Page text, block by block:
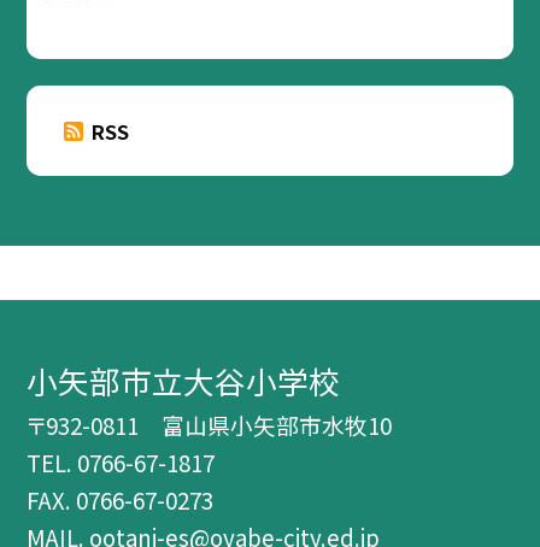
RSS
小矢部市立大谷小学校
〒932-0811 富山県小矢部市水牧10
TEL. 0766-67-1817
FAX. 0766-67-0273
MAIL. ootani-es@oyabe-city.ed.jp